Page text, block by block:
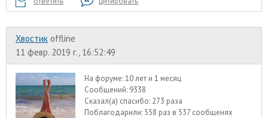
Хвостик offline
11 февр. 2019 г., 16:52:49
На форуме:10 лет и 1 месяц
Сообщений: 9338
Сказал(а) спасибо: 273 раза
Поблагодарили: 558 раз в 537 сообщенях